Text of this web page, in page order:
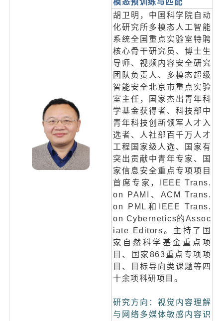
胡卫明，中国科学院自动
化研究所多模态人工智能
系统全国重点实验室特聘
核心骨干研究员、博士生
导师、视频内容安全研究
团队负责人、多模态超级
智能安全北京市重点实验
室主任，国家杰出青年科
学基金获得者、科技部中
青年科技创新领军人才入
选者、人社部百千万人才
工程国家级人选、国家有
突出贡献中青年专家、国
家信息安全重点专项项目
首席专家，IEEE Trans.
on PAMI、ACM Trans.
on PML和IEEE Trans.
on Cybernetics的Assoc
iate Editors。主持了国
家自然科学基金重点项
目、国家863重点专项项
目、目标导向类课题等四
十余项科研项目。
研究方向：视觉内容理解
与网络多媒体敏感内容识